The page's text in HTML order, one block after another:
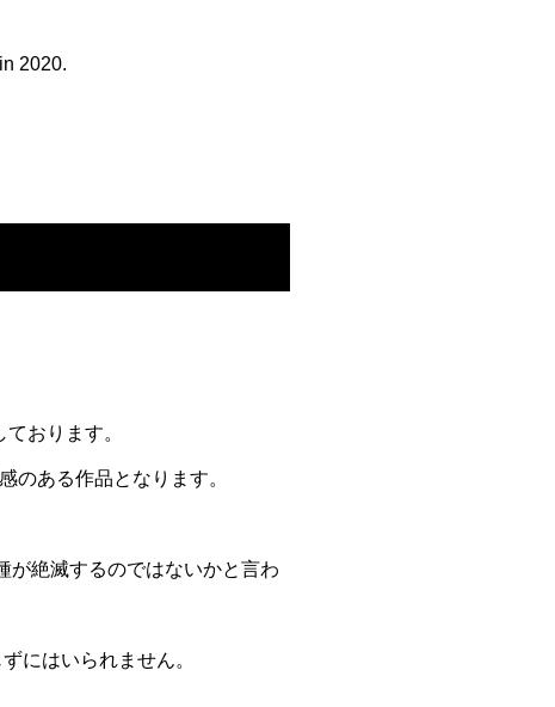
2020.
おります。
のある作品となります。
が絶滅するのではないかと言わ
にはいられません。